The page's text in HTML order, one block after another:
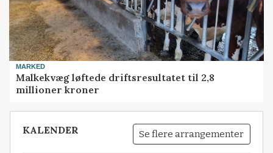
MARKED
Malkekvæg løftede driftsresultatet til 2,8
millioner kroner
KALENDER Se flere arrangementer